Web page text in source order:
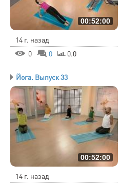
00:52:00
14 г. назад
0
0 0.0
Йога. Выпуск 33
00:52:00
14 г. назад